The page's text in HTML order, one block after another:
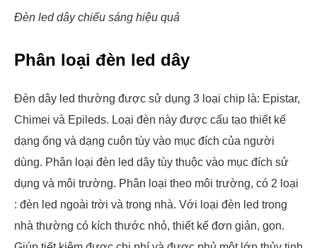
Đèn led dây chiếu sáng hiệu quả
Phân loại đèn led dây
Đèn dây led thường được sử dụng 3 loại chip là: Epistar,
Chimei và Epileds. Loại đèn này được cấu tạo thiết kế
dạng ống và dạng cuộn tùy vào mục đích của người
dùng. Phân loại đèn led dây tùy thuộc vào mục đích sử
dụng và môi trường. Phân loại theo môi trường, có 2 loại
: đèn led ngoài trời và trong nhà. Với loại đèn led trong
nhà thường có kích thước nhỏ, thiết kế đơn giản, gọn.